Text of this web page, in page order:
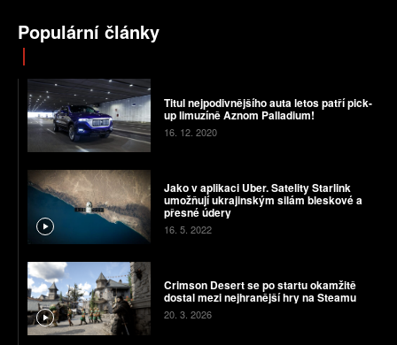
Populární články
Titul nejpodivnějšího auta letos patří pick-
up limuzíně Aznom Palladium!
16. 12. 2020
Jako v aplikaci Uber. Satelity Starlink
umožňují ukrajinským silám bleskové a
přesné údery
16. 5. 2022
Crimson Desert se po startu okamžitě
dostal mezi nejhranější hry na Steamu
20. 3. 2026